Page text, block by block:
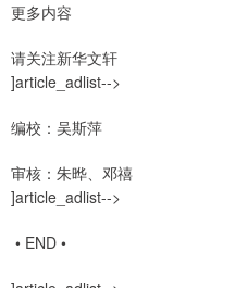
更多内容
请关注新华文轩
]article_adlist-->
编校：吴斯萍
审核：朱晔、邓禧
]article_adlist-->
• END •